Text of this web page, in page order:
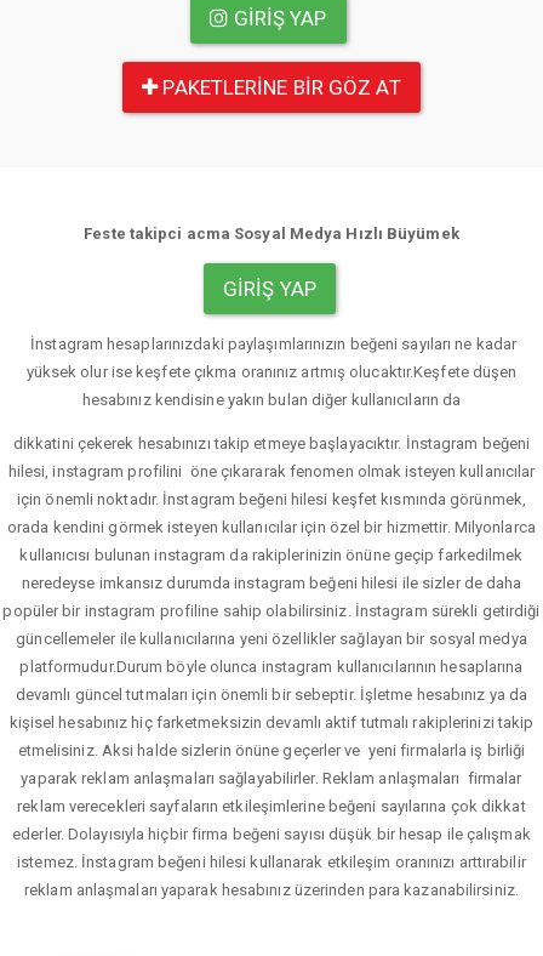
GIRIŞ YAP
PAKETLERINE BIR GÖZ AT
Feste takipci acma Sosyal Medya Hızlı Büyümek
GIRIŞ YAP
İnstagram hesaplarınızdaki paylaşımlarınızın beğeni sayıları ne kadar
yüksek olur ise keşfete çıkma oranınız artmış olucaktır.Keşfete düşen
hesabınız kendisine yakın bulan diğer kullanıcıların da
dikkatini çekerek hesabınızı takip etmeye başlayacıktır. İnstagram beğeni
hilesi, instagram profilini öne çıkararak fenomen olmak isteyen kullanıcılar
için önemli noktadır. İnstagram beğeni hilesi keşfet kısmında görünmek,
orada kendini görmek isteyen kullanıcılar için özel bir hizmettir. Milyonlarca
kullanıcısı bulunan instagram da rakiplerinizin önüne geçip farkedilmek
neredeyse imkansız durumda instagram beğeni hilesi ile sizler de daha
popüler bir instagram profiline sahip olabilirsiniz. İnstagram sürekli getirdiği
güncellemeler ile kullanıcılarına yeni özellikler sağlayan bir sosyal medya
platformudur.Durum böyle olunca instagram kullanıcılarının hesaplarına
devamlı güncel tutmaları için önemli bir sebeptir. İşletme hesabınız ya da
kişisel hesabınız hiç farketmeksizin devamlı aktif tutmalı rakiplerinizi takip
etmelisiniz. Aksi halde sizlerin önüne geçerler ve yeni firmalarla iş birliği
yaparak reklam anlaşmaları sağlayabilirler. Reklam anlaşmaları firmalar
reklam verecekleri sayfaların etkileşimlerine beğeni sayılarına çok dikkat
ederler. Dolayısıyla hiçbir firma beğeni sayısı düşük bir hesap ile çalışmak
istemez. İnstagram beğeni hilesi kullanarak etkileşim oranınızı arttırabilir
reklam anlaşmaları yaparak hesabınız üzerinden para kazanabilirsiniz.